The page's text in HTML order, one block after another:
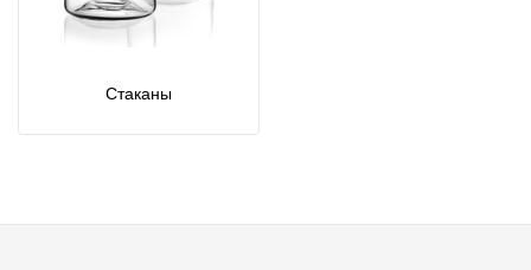
Стаканы